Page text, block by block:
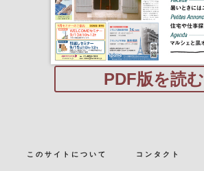
PDF版を読む
このサイトについて コンタクト